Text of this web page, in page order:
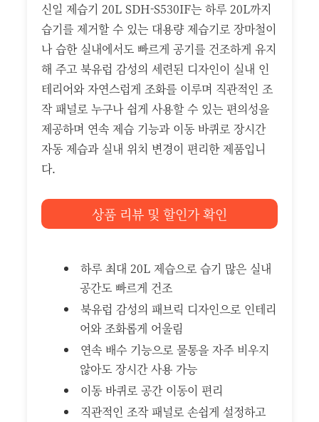
신일 제습기 20L SDH-S530IF는 하루 20L까지
습기를 제거할 수 있는 대용량 제습기로 장마철이
나 습한 실내에서도 빠르게 공기를 건조하게 유지
해 주고 북유럽 감성의 세련된 디자인이 실내 인
테리어와 자연스럽게 조화를 이루며 직관적인 조
작 패널로 누구나 쉽게 사용할 수 있는 편의성을
제공하며 연속 제습 기능과 이동 바퀴로 장시간
자동 제습과 실내 위치 변경이 편리한 제품입니
다.
상품 리뷰 및 할인가 확인
하루 최대 20L 제습으로 습기 많은 실내
공간도 빠르게 건조
북유럽 감성의 패브릭 디자인으로 인테리
어와 조화롭게 어울림
연속 배수 기능으로 물통을 자주 비우지
않아도 장시간 사용 가능
이동 바퀴로 공간 이동이 편리
직관적인 조작 패널로 손쉽게 설정하고